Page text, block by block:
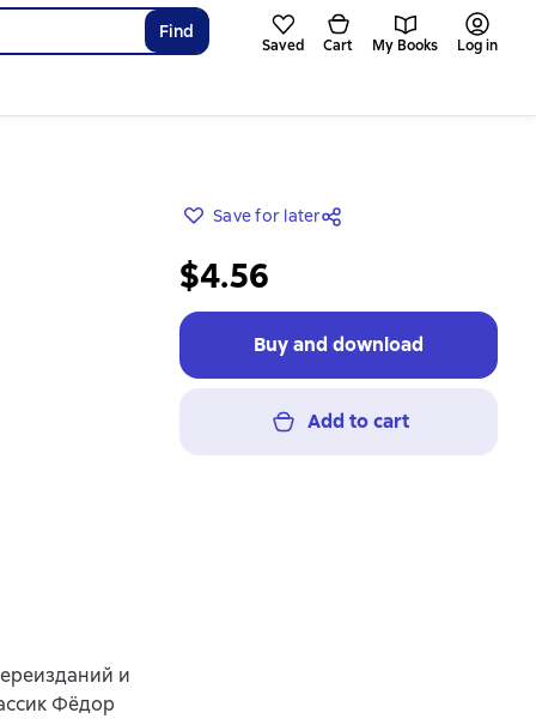
Find
Saved Cart My Books Log in
Save for later
$4.56
Buy and download
Add to cart
и
Фёдор